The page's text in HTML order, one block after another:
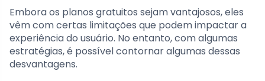
Embora os planos gratuitos sejam vantajosos, eles
vêm com certas limitações que podem impactar a
experiência do usuário. No entanto, com algumas
estratégias, é possível contornar algumas dessas
desvantagens.